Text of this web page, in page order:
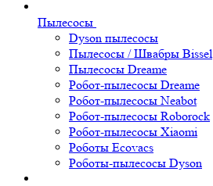
Пылесосы
Dyson пылесосы
Пылесосы / Швабры Bissel
Пылесосы Dreame
Робот-пылесосы Dreame
Робот-пылесосы Neabot
Робот-пылесосы Roborock
Робот-пылесосы Xiaomi
Роботы Ecovacs
Роботы-пылесосы Dyson